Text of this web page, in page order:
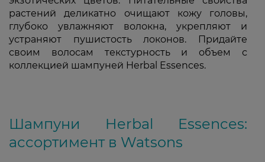
растений деликатно очищают кожу головы,
глубоко увлажняют волокна, укрепляют и
устраняют пушистость локонов. Придайте
своим волосам текстурность и объем с
коллекцией шампуней Herbal Essences.
Шампуни Herbal Essences:
ассортимент в Watsons